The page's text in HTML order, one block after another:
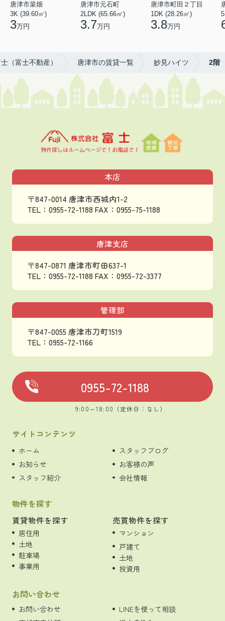
唐津市菜畑
3K (39.60㎡)
3万円
唐津市元石町
2LDK (65.66㎡)
3.7万円
唐津市町田２丁目
1DK (28.26㎡)
3.8万円
（富士不動産） 唐津市の賃貸一覧 妙見ハイツ 2階
本店
〒847-0014 唐津市西城内1-2
TEL：0955-72-1188 FAX：0955-75-1188
唐津支店
〒847-0871 唐津市町田637-1
TEL：0955-72-1188 FAX：0955-72-3377
管理部
〒847-0055 唐津市刀町1519
TEL：0955-72-1166
0955-72-1188
9:00～18:00（定休日：なし）
サイトコンテンツ
ホーム
お知らせ
スタッフ紹介
スタッフブログ
お客様の声
会社情報
物件を探す
賃貸物件を探す
居住用
土地
駐車場
事業用
売買物件を探す
マンション
戸建て
土地
投資用
お問い合わせ
お問い合わせ
LINEを使って相談